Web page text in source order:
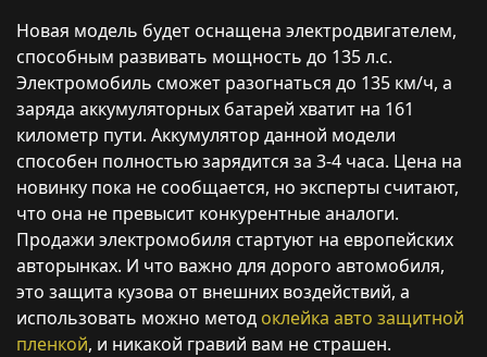
Новая модель будет оснащена электродвигателем,
способным развивать мощность до 135 л.с.
Электромобиль сможет разогнаться до 135 км/ч, а
заряда аккумуляторных батарей хватит на 161
километр пути. Аккумулятор данной модели
способен полностью зарядится за 3-4 часа. Цена на
новинку пока не сообщается, но эксперты считают,
что она не превысит конкурентные аналоги.
Продажи электромобиля стартуют на европейских
авторынках. И что важно для дорого автомобиля,
это защита кузова от внешних воздействий, а
использовать можно метод оклейка авто защитной
пленкой, и никакой гравий вам не страшен.